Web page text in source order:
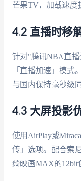
芒果TV，加载速度
4.2 直播时移
针对"腾讯NBA直
「直播加速」模式
与国内保持毫秒级
4.3 大屏投影
使用AirPlay或
传」选项。配合索
绮映画MAX的12bit